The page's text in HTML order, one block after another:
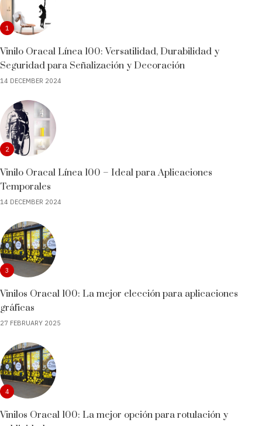
1
Vinilo Oracal Línea 100: Versatilidad, Durabilidad y
Seguridad para Señalización y Decoración
14 DECEMBER 2024
2
Vinilo Oracal Línea 100 – Ideal para Aplicaciones
Temporales
14 DECEMBER 2024
3
Vinilos Oracal 100: La mejor elección para aplicaciones
gráficas
27 FEBRUARY 2025
4
Vinilos Oracal 100: La mejor opción para rotulación y